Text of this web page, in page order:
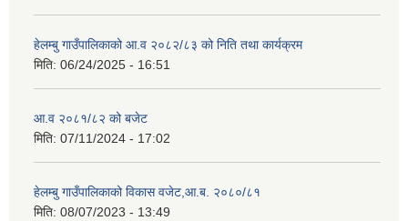
हेलम्बु गाउँपालिकाको आ.व २०८२/८३ को निति तथा कार्यक्रम
मिति: 06/24/2025 - 16:51
आ.व २०८१/८२ को बजेट
मिति: 07/11/2024 - 17:02
हेलम्बु गाउँपालिकाको विकास वजेट,आ.ब. २०८०/८१
मिति: 08/07/2023 - 13:49